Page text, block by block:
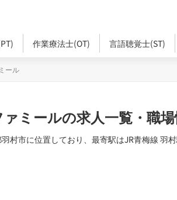
作業療法士(OT) 言語聴覚士(ST)
ール
ミールの求人一覧・職
村市に位置しており、最寄駅はJR青梅線